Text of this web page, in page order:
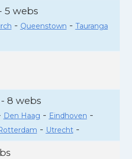
5 webs
- Queenstown - Tauranga
- 8 webs
Den Haag - Eindhoven -
- Utrecht-